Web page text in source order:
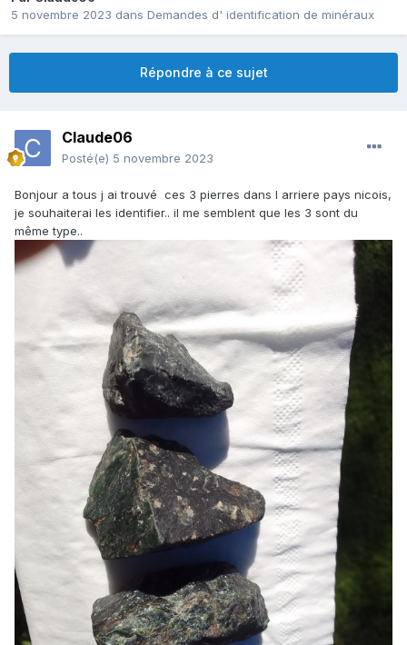
5 novembre 2023 dans Demandes d' identification de minéraux
Répondre à ce sujet
Claude06
Posté(e) 5 novembre 2023
Bonjour a tous j ai trouvé ces 3 pierres dans l arriere pays nicois,
je souhaiterai les identifier.. il me semblent que les 3 sont du
même type..